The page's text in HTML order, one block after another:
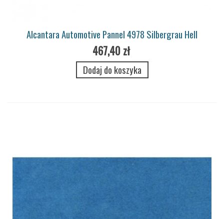
Alcantara Automotive Pannel 4978 Silbergrau Hell
467,40 zł
Dodaj do koszyka